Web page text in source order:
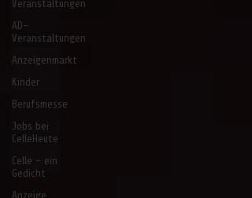
Veranstaltungen
AD-
Veranstaltungen
Anzeigenmarkt
Kinder
Berufsmesse
Jobs bei
CelleHeute
Celle - ein
Gedicht
Anzeige